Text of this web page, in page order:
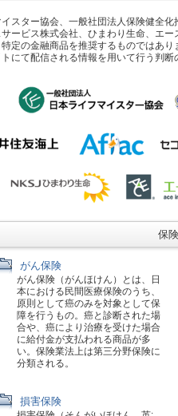
スター協会、一般社団法人保険健全
ービス株式会社、ひまわり生命、エ
定の金融商品を推奨するものではあ
にて配信される情報を用いて行う判断
保
がん保険
がん保険（がんほけん）とは、日
本における民間医療保険のうち、
原則として癌のみを対象として保
障を行うもの。癌と診断された場
合や、癌により治療を受けた場合
に給付金が支払われる商品が多
い。保険業法上は第三分野保険に
分類される。
損害保険